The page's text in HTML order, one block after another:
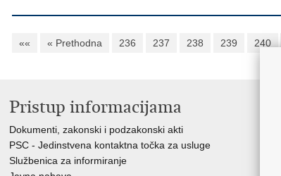
«« « Prethodna 236 237 238 239 240
Pristup informacijama
Dokumenti, zakonski i podzakonski akti
PSC - Jedinstvena kontaktna točka za usluge
Službenica za informiranje